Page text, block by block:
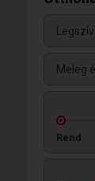
Meleg
Rend